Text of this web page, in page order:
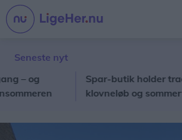
Seneste nyt
Spar-butik holder
klovneløb og sommerfest